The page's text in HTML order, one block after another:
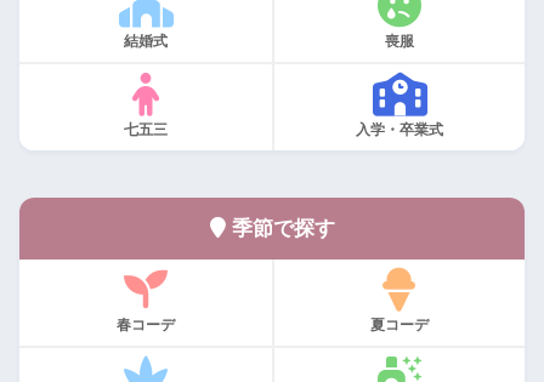
結婚式 喪服
七五三 入学・卒業式
季節で探す
春コーデ 夏コーデ